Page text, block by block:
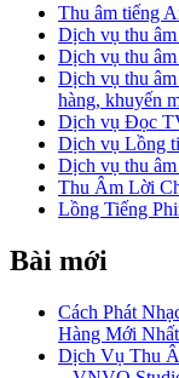
Thu âm tiếng
Dịch vụ thu
Dịch vụ thu
Dịch vụ thu
hàng, khuyến
Dịch vụ Đọc
Dịch vụ Lồng
Dịch vụ thu
Thu Âm Lời
Lồng Tiếng
Bài mới
Cách Phát
Hàng Mới
Dịch Vụ Thu